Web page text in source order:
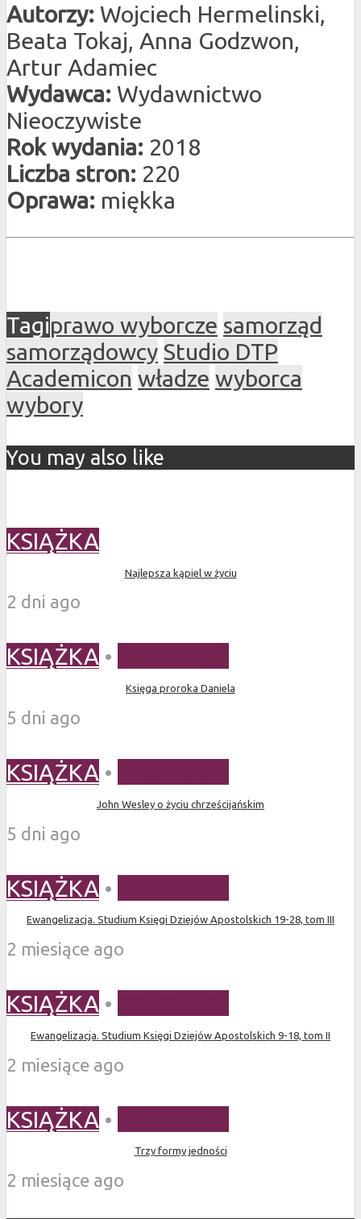
Autorzy: Wojciech Hermelinski,
Beata Tokaj, Anna Godzwon,
Artur Adamiec
Wydawca: Wydawnictwo
Nieoczywiste
Rok wydania: 2018
Liczba stron: 220
Oprawa: miękka
Tagiprawo wyborcze samorząd
samorządowcy Studio DTP
Academicon władze wyborca
wybory
You may also like
KSIĄŻKA
Najlepsza kąpiel w życiu
2 dni ago
KSIĄŻKA •
Księga proroka Daniela
5 dni ago
KSIĄŻKA •
John Wesley o życiu chrześcijańskim
5 dni ago
KSIĄŻKA •
Ewangelizacja. Studium Księgi Dziejów Apostolskich 19-28, tom III
2 miesiące ago
KSIĄŻKA •
Ewangelizacja. Studium Księgi Dziejów Apostolskich 9-18, tom II
2 miesiące ago
KSIĄŻKA •
Trzy formy jedności
2 miesiące ago